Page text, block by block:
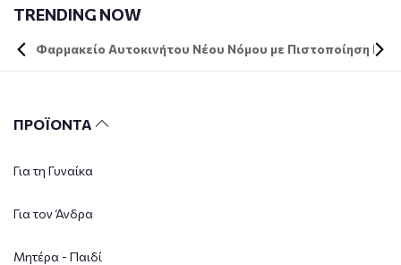
TRENDING NOW
Φαρμακείο Αυτοκινήτου Νέου Νόμου με Πιστοποίηση DIN
ΠΡΟΪΟΝΤΑ
Για τη Γυναίκα
Για τον Άνδρα
Μητέρα - Παιδί